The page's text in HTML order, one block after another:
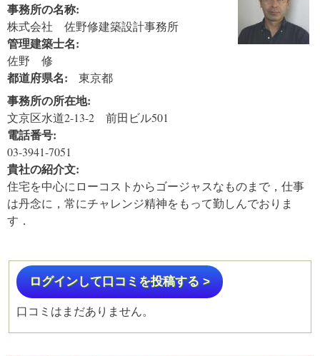
事務所の名称:
株式会社 佐野修建築設計事務所
管理建築士名:
佐野 修
都道府県名: 東京都
事務所の所在地:
文京区水道2-13-2 前田ビル501
電話番号:
03-3941-7051
貴社の紹介文:
住宅を中心にローコストからゴージャスなものまで，仕事
は丹念に，常にチャレンジ精神をもって勤しんでおりま
す．
ログインして口コミを投稿する >
口コミはまだありません。